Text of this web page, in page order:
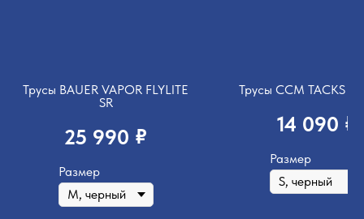
Трусы BAUER VAPOR FLYLITE
SR
25 990 ₽
Размер
Трусы CCM TACKS
14 090 ₽
Размер